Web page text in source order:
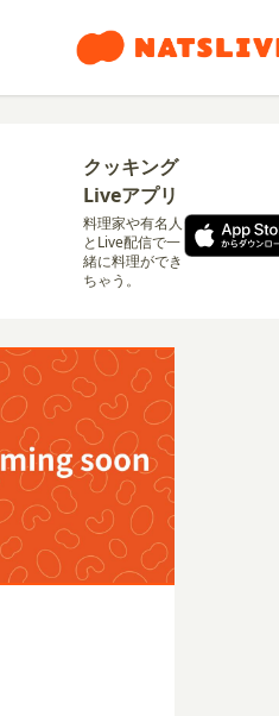
クッキング
Liveアプリ
料理家や有名人
とLive配信で一
緒に料理ができ
ちゃう。